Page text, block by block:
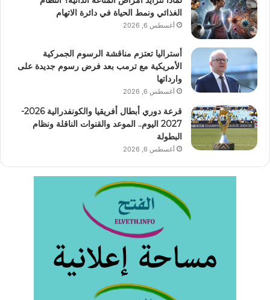
الغذائي ونمط الحياة في دائرة الاتهام
أغسطس 6, 2026
أستراليا تعتزم مناقشة الرسوم الجمركية
الأمريكية مع ترمب بعد فرض رسوم جديدة على
وارداتها
أغسطس 6, 2026
قرعة دوري أبطال أفريقيا والكونفدرالية 2026-
2027 اليوم.. الموعد والقنوات الناقلة ونظام
البطولة
أغسطس 6, 2026